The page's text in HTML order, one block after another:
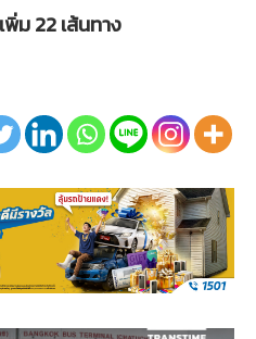
ม 22 เส้นทาง